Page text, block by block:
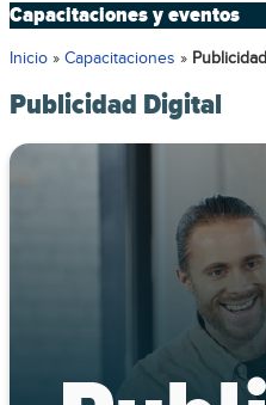
Capacitaciones y eventos
Inicio » Capacitaciones »
Publicidad Digital